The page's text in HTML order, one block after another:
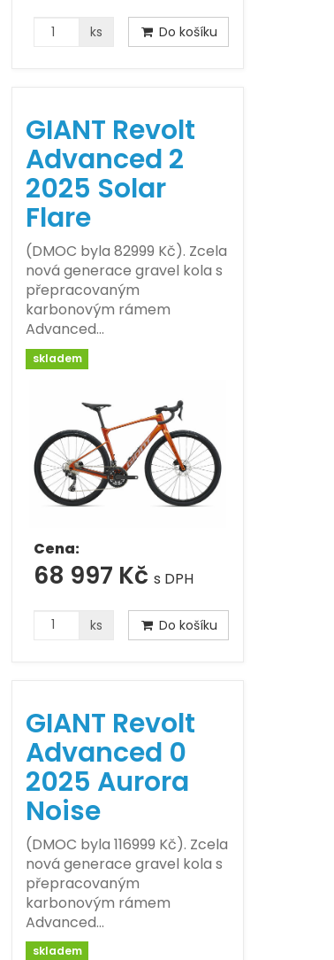
ks Do košíku
GIANT Revolt
Advanced 2
2025 Solar
Flare
(DMOC byla 82999 Kč). Zcela
nová generace gravel kola s
přepracovaným
karbonovým rámem
Advanced…
skladem
Cena:
68 997 Kčs DPH
ks Do košíku
GIANT Revolt
Advanced 0
2025 Aurora
Noise
(DMOC byla 116999 Kč). Zcela
nová generace gravel kola s
přepracovaným
karbonovým rámem
Advanced…
skladem